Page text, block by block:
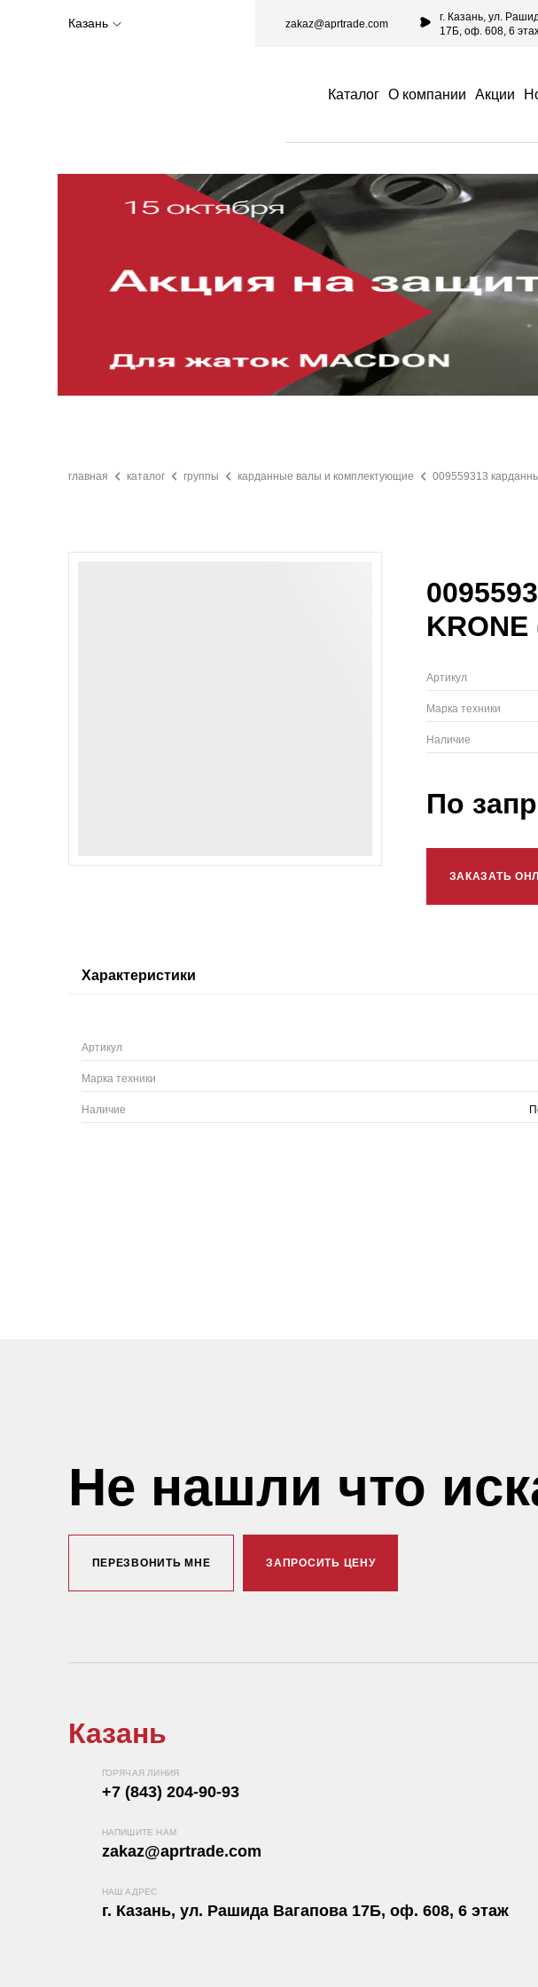
Казань zakaz@aprtrade.com
г. Казань, ул.
17Б, оф. 608, 6
Каталог О компании Акции
главная каталог группы карданные валы и комплектующие 009559313
Артикул
Марка техники
Наличие
По
ЗАКАЗАТЬ
Характеристики
Артикул
Марка техники
Наличие
Не нашли что
ПЕРЕЗВОНИТЬ МНЕ ЗАПРОСИТЬ ЦЕНУ
Казань
ГОРЯЧАЯ ЛИНИЯ
+7 (843) 204-90-93
НАПИШИТЕ НАМ
zakaz@aprtrade.com
НАШ АДРЕС
г. Казань, ул. Рашида Вагапова 17Б, оф. 608, 6 этаж